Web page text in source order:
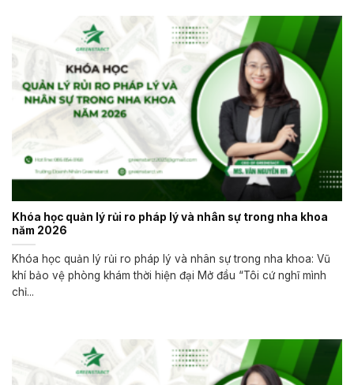
Khóa học quản lý rủi ro pháp lý và nhân sự trong nha khoa
năm 2026
Khóa học quản lý rủi ro pháp lý và nhân sự trong nha khoa: Vũ
khí bảo vệ phòng khám thời hiện đại Mở đầu “Tôi cứ nghĩ mình
chỉ...